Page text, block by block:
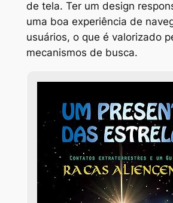
de tela. Ter um design
uma boa experiência de
usuários, o que é valorizado
mecanismos de busca.